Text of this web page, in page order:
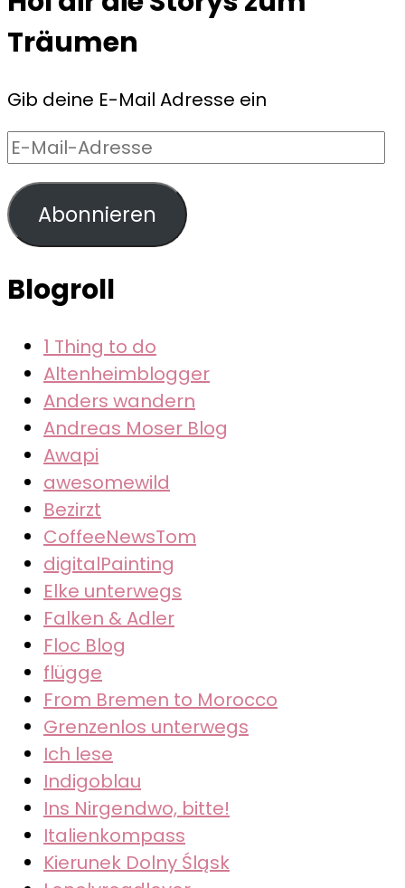
Träumen
Gib deine E-Mail Adresse ein
E-
Mail-
Adresse
Abonnieren
Blogroll
1 Thing to do
Altenheimblogger
Anders wandern
Andreas Moser Blog
Awapi
awesomewild
Bezirzt
CoffeeNewsTom
digitalPainting
Elke unterwegs
Falken & Adler
Floc Blog
flügge
From Bremen to Morocco
Grenzenlos unterwegs
Ich lese
Indigoblau
Ins Nirgendwo, bitte!
Italienkompass
Kierunek Dolny Śląsk